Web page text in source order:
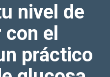
nivel de
el
práctico